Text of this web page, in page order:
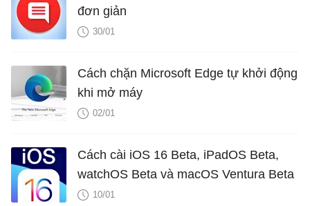
đơn giản
30/01
Cách chặn Microsoft Edge tự khởi động
khi mở máy
02/01
Cách cài iOS 16 Beta, iPadOS Beta,
watchOS Beta và macOS Ventura Beta
10/01